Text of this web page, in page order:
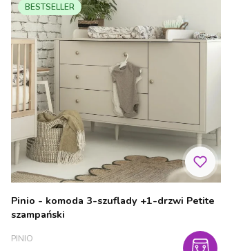
BESTSELLER
Pinio - komoda 3-szuflady +1-drzwi Petite
szampański
PRODUCENT
PINIO